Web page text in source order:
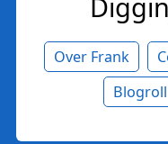
Over Frank
Blogroll